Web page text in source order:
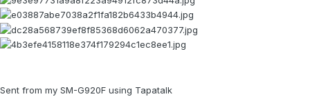
Sent from my SM-G920F using Tapatalk